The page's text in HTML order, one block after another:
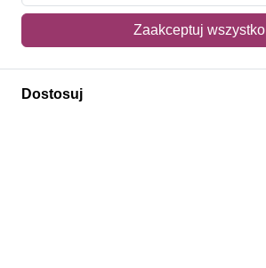
Mój koszyk
Adres dostawy
Zaakceptuj wszystko
Dostosuj